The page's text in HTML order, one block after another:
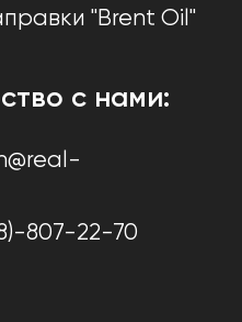
"Brent Oil"
с нами:
807-22-70